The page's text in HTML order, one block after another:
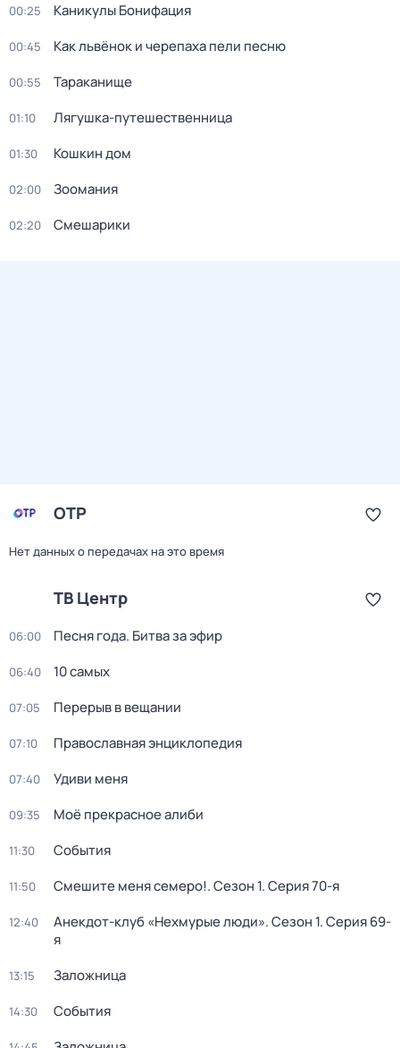
00:25 Каникулы Бонифация
00:45 Как львёнок и черепаха пели песню
00:55 Тараканище
01:10 Лягушка-путешественница
01:30 Кошкин дом
02:00 Зоомания
02:20 Смешарики
ОТР
Нет данных о передачах на это время
ТВ Центр
06:00 Песня года. Битва за эфир
06:40 10 самых
07:05 Перерыв в вещании
07:10 Православная энциклопедия
07:40 Удиви меня
09:35 Моё прекрасное алиби
11:30 События
11:50 Смешите меня семеро!. Сезон 1. Серия 70-я
12:40 Анекдот-клуб «Нехмурые люди». Сезон 1. Серия 69-
я
13:15 Заложница
14:30 События